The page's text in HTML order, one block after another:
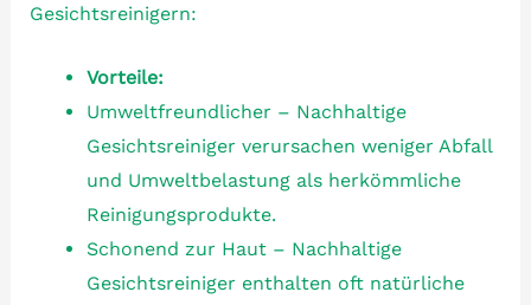
Gesichtsreinigern:
Vorteile:
Umweltfreundlicher – Nachhaltige
Gesichtsreiniger verursachen weniger Abfall
und Umweltbelastung als herkömmliche
Reinigungsprodukte.
Schonend zur Haut – Nachhaltige
Gesichtsreiniger enthalten oft natürliche